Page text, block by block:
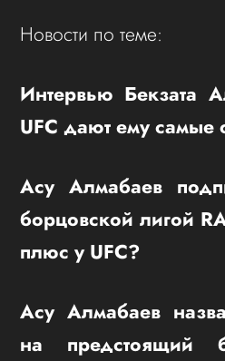
Новости по теме:
Интервью Бекзата
UFC дают ему
Асу Алмабаев
борцовской лигой
плюс у UFC?
Асу Алмабаев
на